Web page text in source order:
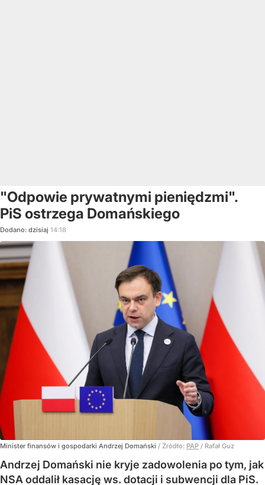
"Odpowie prywatnymi pieniędzmi".
PiS ostrzega Domańskiego
Dodano: dzisiaj 14:18
Minister finansów i gospodarki Andrzej Domański / Źródło: PAP / Rafał Guz
Andrzej Domański nie kryje zadowolenia po tym, jak
NSA oddalił kasację ws. dotacji i subwencji dla PiS.